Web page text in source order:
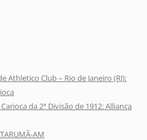
Athletico Club – Rio de Janeiro (RJ):
da 2ª Divisão de 1912: Alliança
AM